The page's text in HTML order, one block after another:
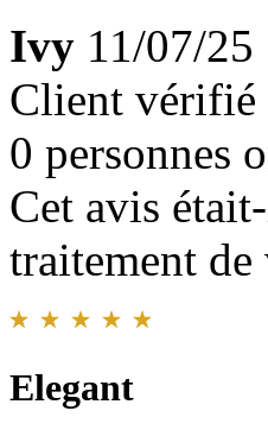
Ivy 11/07/25
Client vérifié
0 personnes
Cet avis
traitement
Elegant